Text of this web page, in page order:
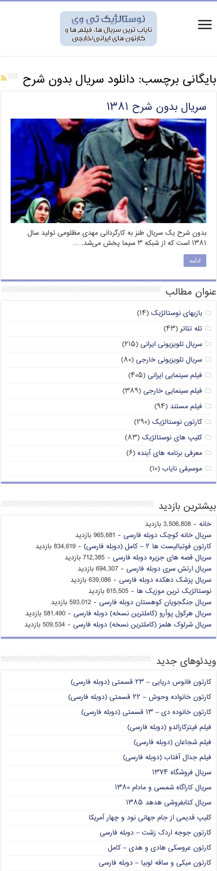
بایگانی برچسب: دانلود سریال بدون شرح
سریال بدون شرح ۱۳۸۱
بدون شرح یک سریال طنز به کارگردانی مهدی مظلومی تولید سال
۱۳۸۱ است که از شبکه ۳ سیما پخش می‌شد. …
ادامه
عنوان مطالب
بازیهای نوستالژیک (۱۴)
تله تئاتر (۴۳)
سریال تلویزیونی ایرانی (۲۱۵)
سریال تلویزیونی خارجی (۸۰)
فیلم سینمایی ایرانی (۴۰۵)
فیلم سینمایی خارجی (۳۸۹)
فیلم مستند (۹۴)
کارتون نوستالژیک (۲۹۰)
کلیپ های نوستالژیک (۸۳)
معرفی برنامه های آینده (۶)
موسیقی نایاب (۱۰)
بیشترین بازدید
خانه - 3,506,808 بازدید
سریال خانه کوچک دوبله فارسی - 965,681 بازدید
کارتون فوتبالیست ها ۲ – کامل (دوبله فارسی)
- 834,619 بازدید
سریال قصه های جزیره دوبله فارسی - 712,385 بازدید
سریال ارتش سری دوبله فارسی - 694,307 بازدید
سریال پزشک دهکده دوبله فارسی - 639,086 بازدید
نوستالژیک ترین موزیک ها - 615,505 بازدید
سریال جنگجویان کوهستان دوبله فارسی - 593,012 بازدید
سریال هرکول پوآرو (کاملترین نسخه) دوبله فارسی - 581,490 بازدید
سریال شرلوک هلمز (کاملترین نسخه) دوبله فارسی - 509,534 بازدید
ویدئوهای جدید
کارتون فانوس دریایی – ۲۳ قسمتی (دوبله فارسی)
کارتون خانواده وحوش – ۲۲ قسمتی (دوبله فارسی)
کارتون خانوده دی – ۱۳ قسمتی (دوبله فارسی)
فیلم فیتزکارالدو (دوبله فارسی)
فیلم شجاعان (دوبله فارسی)
فیلم جدال آفتاب (دوبله فارسی)
سریال فروشگاه ۱۳۷۴
سریال کاراگاه شمسی و مادام ۱۳۸۰
سریال کتابفروشی هدهد ۱۳۸۵
کلیپ قدیمی از جام جهانی نود و چهار آمریکا
کارتون جوجه اردک زشت – دوبله فارسی
کارتون عروسکی هادی و هدی – کامل
کارتون میکی و ساقه لوبیا – دوبله فارسی